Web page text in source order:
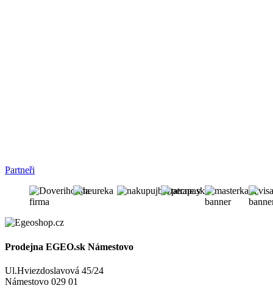
Partneři
Prodejna EGEO.sk Námestovo
Ul.Hviezdoslavová 45/24
Námestovo 029 01